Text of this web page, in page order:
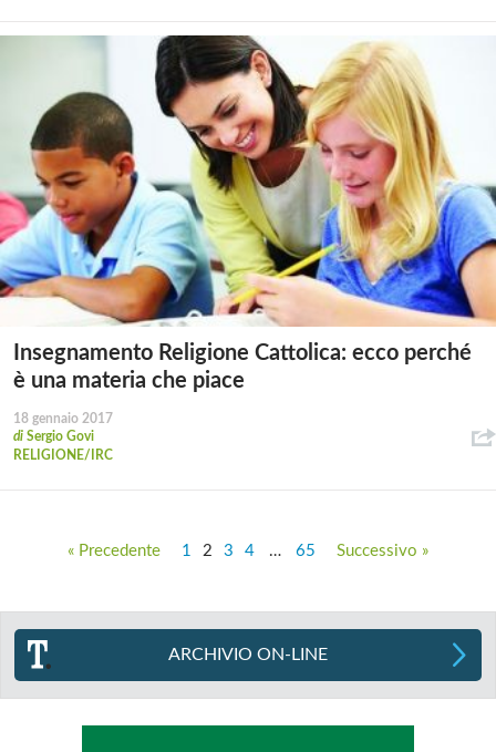
Insegnamento Religione Cattolica: ecco perché
è una materia che piace
18 gennaio 2017
di Sergio Govi
RELIGIONE/IRC
« Precedente 1 2 3 4 … 65 Successivo »
ARCHIVIO ON-LINE